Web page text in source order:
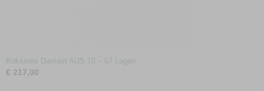
Koksmes Damast AUS 10 – 67 Lagen
€ 217,00